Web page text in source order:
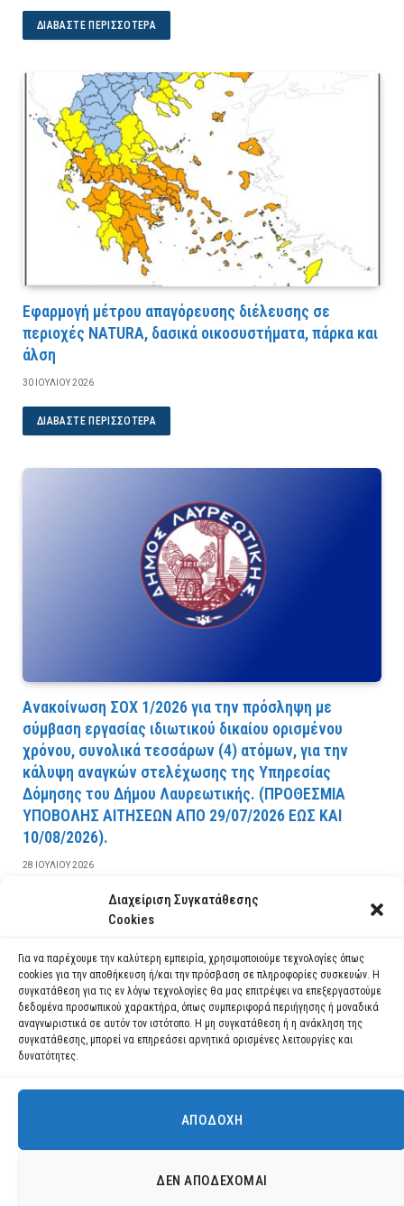
Διαχείριση Συγκατάθεσης
Cookies
Για να παρέχουμε την καλύτερη εμπειρία, χρησιμοποιούμε τεχνολογίες όπως
cookies για την αποθήκευση ή/και την πρόσβαση σε πληροφορίες συσκευών. Η
συγκατάθεση για τις εν λόγω τεχνολογίες θα μας επιτρέψει να επεξεργαστούμε
δεδομένα προσωπικού χαρακτήρα, όπως συμπεριφορά περιήγησης ή μοναδικά
αναγνωριστικά σε αυτόν τον ιστότοπο. Η μη συγκατάθεση ή η ανάκληση της
συγκατάθεσης, μπορεί να επηρεάσει αρνητικά ορισμένες λειτουργίες και
δυνατότητες.
ΑΠΟΔΟΧΉ
ΔΕΝ ΑΠΟΔΈΧΟΜΑΙ
ΔΙΑΒΆΣΤΕ ΠΕΡΙΣΣΌΤΕΡΑ
Εφαρμογή μέτρου απαγόρευσης διέλευσης σε
περιοχές NATURA, δασικά οικοσυστήματα, πάρκα και
άλση
30 ΙΟΥΛΊΟΥ 2026
ΔΙΑΒΆΣΤΕ ΠΕΡΙΣΣΌΤΕΡΑ
Ανακοίνωση ΣΟΧ 1/2026 για την πρόσληψη με
σύμβαση εργασίας ιδιωτικού δικαίου ορισμένου
χρόνου, συνολικά τεσσάρων (4) ατόμων, για την
κάλυψη αναγκών στελέχωσης της Υπηρεσίας
Δόμησης του Δήμου Λαυρεωτικής. (ΠPOΘEΣMIA
YΠOBOΛHΣ AITHΣEΩN AΠO 29/07/2026 EΩΣ KAI
10/08/2026).
28 ΙΟΥΛΊΟΥ 2026
ΔΙΑΒΆΣΤΕ ΠΕΡΙΣΣΌΤΕΡΑ
Χρησιμοποιούμε cookies για να σας προσφέρουμε τη βέλτιστη εμπειρία
πλοήγησης στον ιστότοπό μας.
ρυθμίσεις